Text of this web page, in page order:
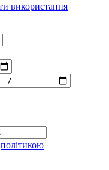
використання
політикою